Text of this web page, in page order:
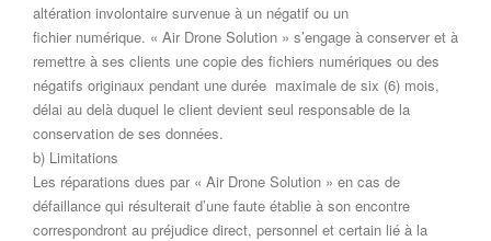
altération involontaire survenue à un négatif ou un
fichier numérique. « Air Drone Solution » s’engage à conserver et à
remettre à ses clients une copie des fichiers numériques ou des
négatifs originaux pendant une durée maximale de six (6) mois,
délai au delà duquel le client devient seul responsable de la
conservation de ses données.
b) Limitations
Les réparations dues par « Air Drone Solution » en cas de
défaillance qui résulterait d’une faute établie à son encontre
correspondront au préjudice direct, personnel et certain lié à la